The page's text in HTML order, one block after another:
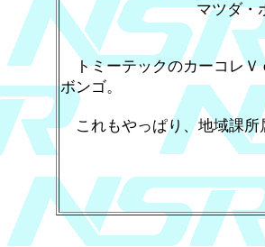
マツダ・
トミーテックのカーコレＶ
ボンゴ。
これもやっぱり、地域課所